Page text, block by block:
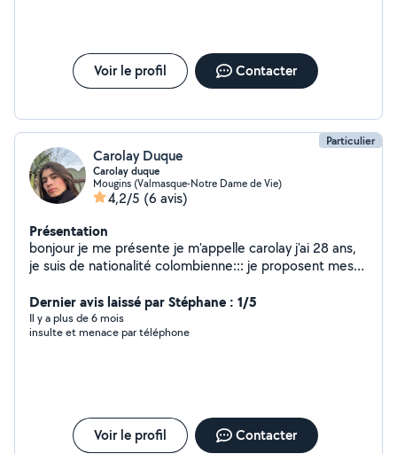
merci :)
Voir le profil Contacter
Particulier
Carolay Duque
Carolay duque
Mougins (Valmasque-Notre Dame de Vie)
4,2/5 (6 avis)
Présentation
bonjour je me présente je m'appelle carolay j'ai 28 ans,
je suis de nationalité colombienne::: je proposent mes
sérieuse motivée et discrète a l'entretien de votre
maison
Dernier avis laissé par Stéphane : 1/5
Il y a plus de 6 mois
insulte et menace par téléphone
Voir le profil Contacter